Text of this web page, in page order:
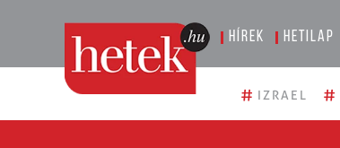
Hírek Hetilap
# IZRAEL #